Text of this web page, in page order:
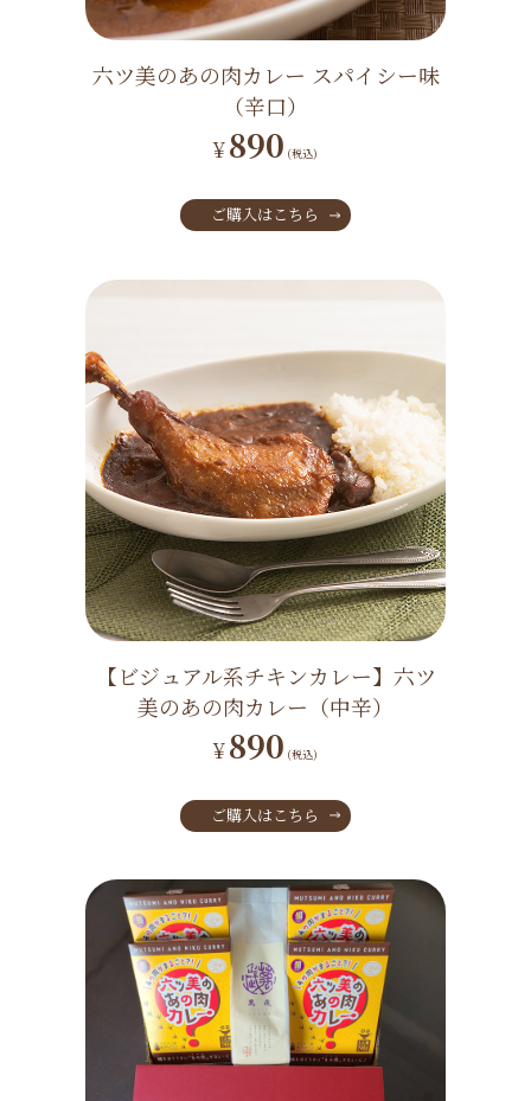
六ツ美のあの肉カレー スパイシー味
（辛口）
¥890 (税込)
ご購入はこちら
【ビジュアル系チキンカレー】六ツ
美のあの肉カレー（中辛）
¥890 (税込)
ご購入はこちら